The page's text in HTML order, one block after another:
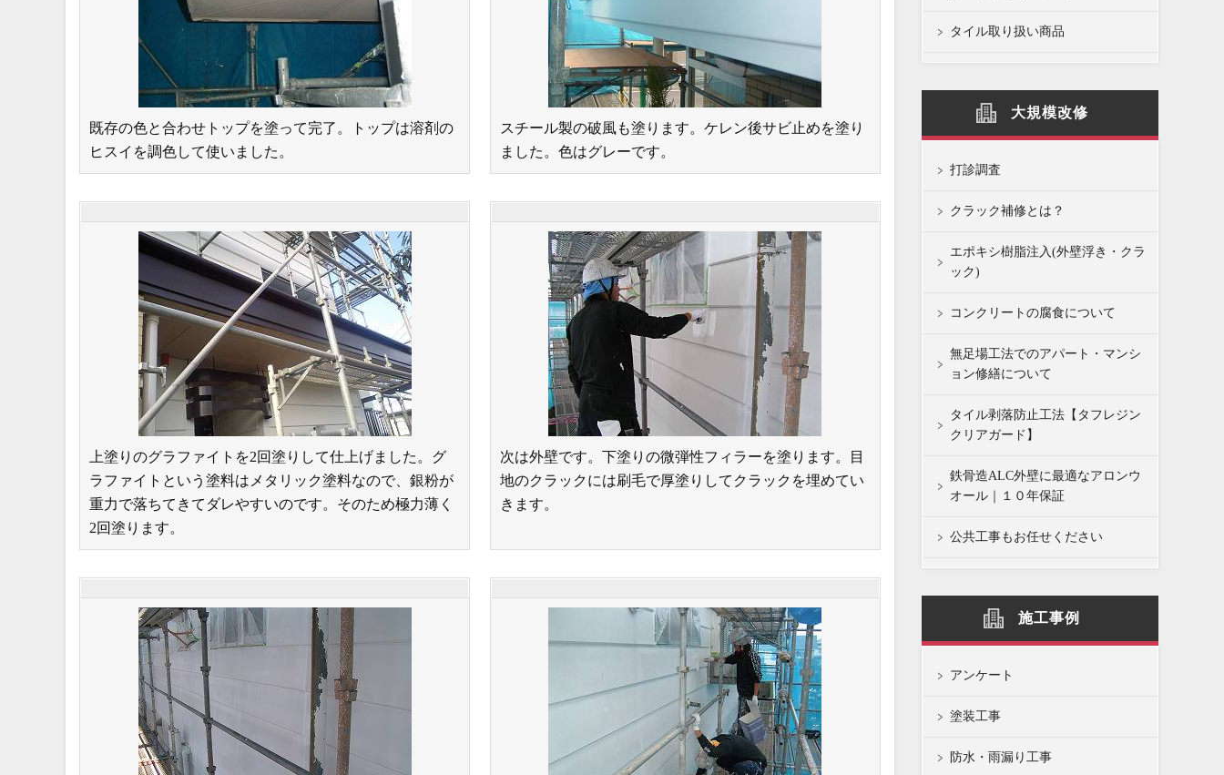
既存の色と合わせトップを塗って完了。トップは溶剤の
ヒスイを調色して使いました。
スチール製の破風も塗ります。ケレン後サビ止めを塗り
ました。色はグレーです。
上塗りのグラファイトを2回塗りして仕上げました。グ
ラファイトという塗料はメタリック塗料なので、銀粉が
重力で落ちてきてダレやすいのです。そのため極力薄く
2回塗ります。
次は外壁です。下塗りの微弾性フィラーを塗ります。目
地のクラックには刷毛で厚塗りしてクラックを埋めてい
きます。
タイル取り扱い商品
大規模改修
打診調査
クラック補修とは？
エポキシ樹脂注入(外壁浮き・クラ
ック)
コンクリートの腐食について
無足場工法でのアパート・マンシ
ョン修繕について
タイル剥落防止工法【タフレジン
クリアガード】
鉄骨造ALC外壁に最適なアロンウ
オール｜１０年保証
公共工事もお任せください
施工事例
アンケート
塗装工事
防水・雨漏り工事